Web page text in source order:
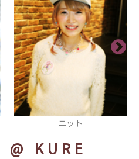
スカジャン
@ KURE